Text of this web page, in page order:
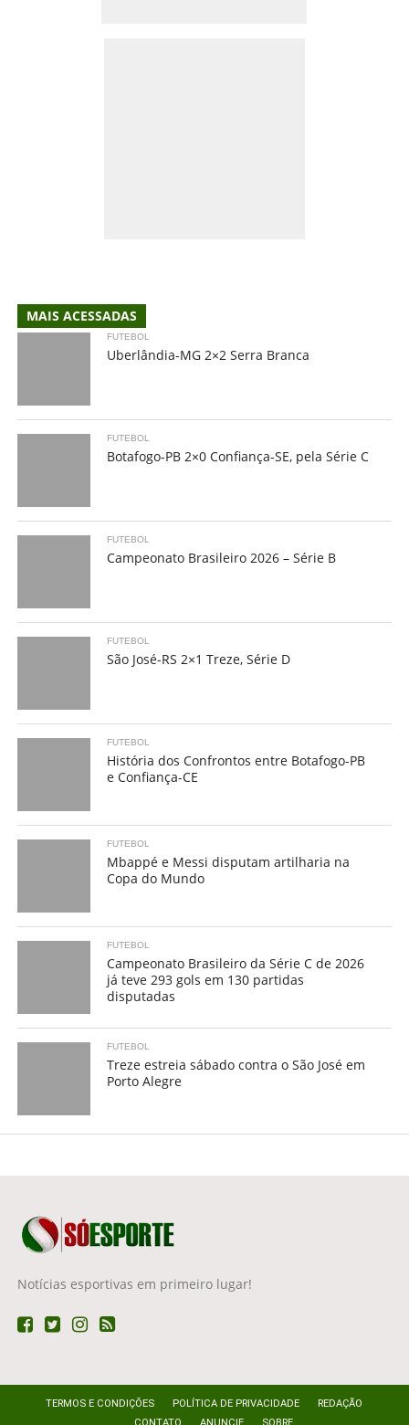
MAIS ACESSADAS
FUTEBOL
Uberlândia-MG 2×2 Serra Branca
FUTEBOL
Botafogo-PB 2×0 Confiança-SE, pela Série C
FUTEBOL
Campeonato Brasileiro 2026 – Série B
FUTEBOL
São José-RS 2×1 Treze, Série D
FUTEBOL
História dos Confrontos entre Botafogo-PB
e Confiança-CE
FUTEBOL
Mbappé e Messi disputam artilharia na
Copa do Mundo
FUTEBOL
Campeonato Brasileiro da Série C de 2026
já teve 293 gols em 130 partidas
disputadas
FUTEBOL
Treze estreia sábado contra o São José em
Porto Alegre
Notícias esportivas em primeiro lugar!
TERMOS E CONDIÇÕES POLÍTICA DE PRIVACIDADE
REDAÇÃO